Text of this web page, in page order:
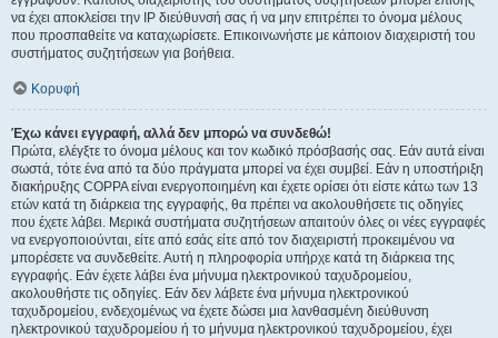
να έχει αποκλείσει την IP διεύθυνσή σας ή να μην επιτρέπει το όνομα μέλους
που προσπαθείτε να καταχωρίσετε. Επικοινωνήστε με κάποιον διαχειριστή του
συστήματος συζητήσεων για βοήθεια.
Κορυφή
Έχω κάνει εγγραφή, αλλά δεν μπορώ να συνδεθώ!
Πρώτα, ελέγξτε το όνομα μέλους και τον κωδικό πρόσβασής σας. Εάν αυτά είναι
σωστά, τότε ένα από τα δύο πράγματα μπορεί να έχει συμβεί. Εάν η υποστήριξη
διακήρυξης COPPA είναι ενεργοποιημένη και έχετε ορίσει ότι είστε κάτω των 13
ετών κατά τη διάρκεια της εγγραφής, θα πρέπει να ακολουθήσετε τις οδηγίες
που έχετε λάβει. Μερικά συστήματα συζητήσεων απαιτούν όλες οι νέες εγγραφές
να ενεργοποιούνται, είτε από εσάς είτε από τον διαχειριστή προκειμένου να
μπορέσετε να συνδεθείτε. Αυτή η πληροφορία υπήρχε κατά τη διάρκεια της
εγγραφής. Εάν έχετε λάβει ένα μήνυμα ηλεκτρονικού ταχυδρομείου,
ακολουθήστε τις οδηγίες. Εάν δεν λάβετε ένα μήνυμα ηλεκτρονικού
ταχυδρομείου, ενδεχομένως να έχετε δώσει μια λανθασμένη διεύθυνση
ηλεκτρονικού ταχυδρομείου ή το μήνυμα ηλεκτρονικού ταχυδρομείου, έχει